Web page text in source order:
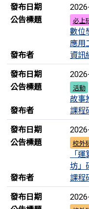
發布日期
公告標題 必上
數位
應用
發布者
資訊
發布日期
公告標題 活動
故事
發布者
課程
發布日期
公告標題 校外
「
坊」
發布者
課程
發布日期